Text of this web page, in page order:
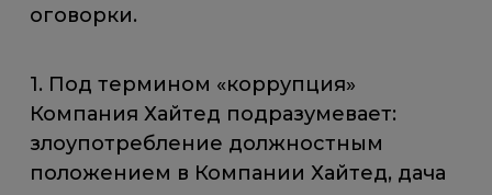
оговорки.
1. Под термином «коррупция»
Компания Хайтед подразумевает:
злоупотребление должностным
положением в Компании Хайтед, дача